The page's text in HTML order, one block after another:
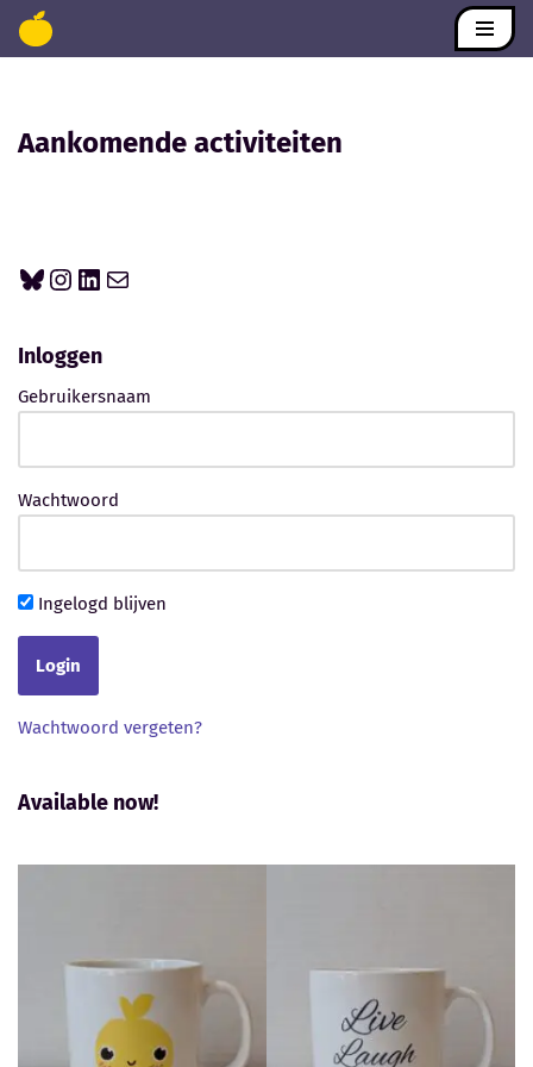
Ga
inhoud
Aankomende activiteiten
Inloggen
Gebruikersnaam
Wachtwoord
Ingelogd blijven
Wachtwoord vergeten?
Available now!